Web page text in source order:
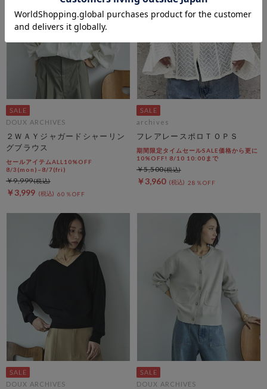
DOUX ARCHIVES
２ＷＡＹジャガードシャーリン
グブラウス
セールアイテムALL10%OFF
8/3(mon)~8/7(fri)
￥3,999 60％OFF
￥9,999
archives
フレアレースポロＴＯＰＳ
期間限定タイムセールSALE価格から更に
10%OFF! 8/10 10:00まで
￥3,960 28％OFF
￥5,500
DOUX ARCHIVES DOUX ARCHIVES